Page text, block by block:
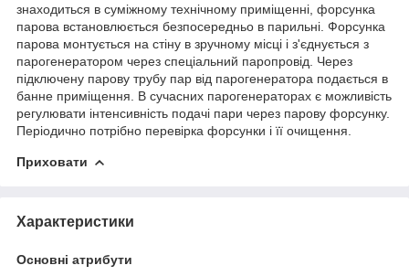
знаходиться в суміжному технічному приміщенні, форсунка
парова встановлюється безпосередньо в парильні. Форсунка
парова монтується на стіну в зручному місці і з'єднується з
парогенератором через спеціальний паропровід. Через
підключену парову трубу пар від парогенератора подається в
банне приміщення. В сучасних парогенераторах є можливість
регулювати інтенсивність подачі пари через парову форсунку.
Періодично потрібно перевірка форсунки і її очищення.
Приховати
Характеристики
Основні атрибути